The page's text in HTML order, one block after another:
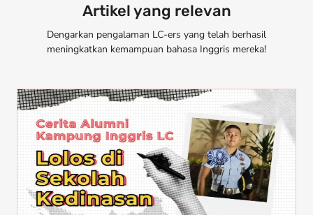
Artikel yang relevan
Dengarkan pengalaman LC-ers yang telah berhasil
meningkatkan kemampuan bahasa Inggris mereka!